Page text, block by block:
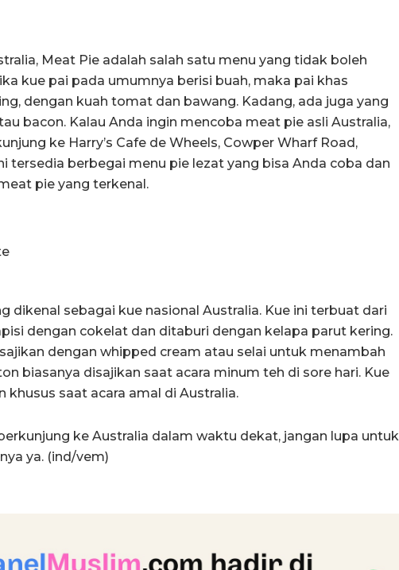
Meat Pie adalah salah satu menu yang tidak boleh
kue pai pada umumnya berisi buah, maka pai khas
dengan kuah tomat dan bawang. Kadang, ada juga yang
bacon. Kalau Anda ingin mencoba meat pie asli Australia,
ke Harry’s Cafe de Wheels, Cowper Wharf Road,
tersedia berbegai menu pie lezat yang bisa Anda coba dan
pie yang terkenal.
dikenal sebagai kue nasional Australia. Kue ini terbuat dari
dengan cokelat dan ditaburi dengan kelapa parut kering.
dengan whipped cream atau selai untuk menambah
biasanya disajikan saat acara minum teh di sore hari. Kue
khusus saat acara amal di Australia.
ke Australia dalam waktu dekat, jangan lupa untuk
ya. (ind/vem)